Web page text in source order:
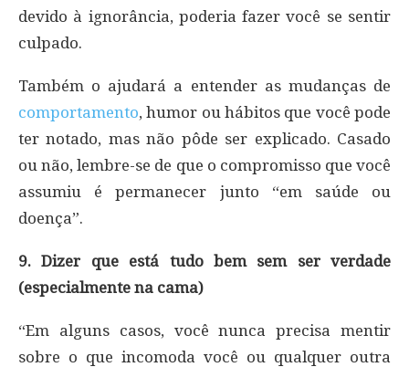
devido à ignorância, poderia fazer você se sentir
culpado.
Também o ajudará a entender as mudanças de
comportamento, humor ou hábitos que você pode
ter notado, mas não pôde ser explicado. Casado
ou não, lembre-se de que o compromisso que você
assumiu é permanecer junto “em saúde ou
doença”.
9. Dizer que está tudo bem sem ser verdade
(especialmente na cama)
“Em alguns casos, você nunca precisa mentir
sobre o que incomoda você ou qualquer outra